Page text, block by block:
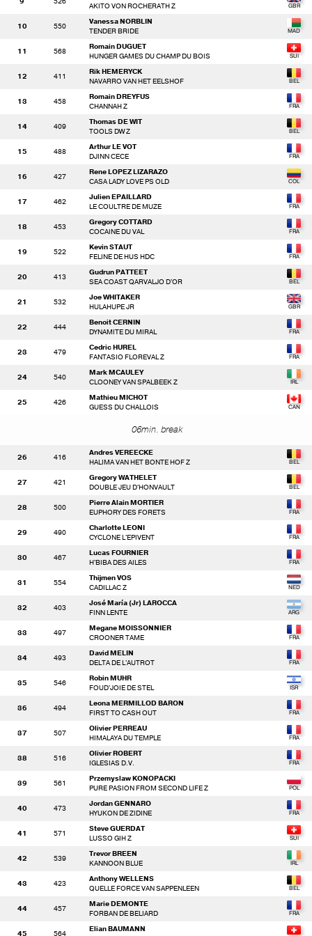
AKITO VON ROCHERATH Z
10 550
Vanessa NORBLIN
TENDER BRIDE
11 568
Romain DUGUET
HUNGER GAMES DU CHAMP DU BOIS
12 411
Rik HEMERYCK
NAVARRO VAN HET EELSHOF
13 458
Romain DREYFUS
CHANNAH Z
14 409
Thomas DE WIT
TOOLS DW Z
15 488
Arthur LE VOT
DJINN CECE
16 427
Rene LOPEZ LIZARAZO
CASA LADY LOVE PS OLD
17 462
Julien EPAILLARD
LE COULTRE DE MUZE
18 453
Gregory COTTARD
COCAINE DU VAL
19 522
Kevin STAUT
FELINE DE HUS HDC
20 413
Gudrun PATTEET
SEA COAST QARVALJO D'OR
21 532
Joe WHITAKER
HULAHUPE JR
22 444
Benoit CERNIN
DYNAMITE DU MIRAL
23 479
Cedric HUREL
FANTASIO FLOREVAL Z
24 540
Mark MCAULEY
CLOONEY VAN SPALBEEK Z
25 426
Mathieu MICHOT
GUESS DU CHALLOIS
06min. break
26 416
Andres VEREECKE
HALIMA VAN HET BONTE HOF Z
27 421
Gregory WATHELET
DOUBLE JEU D'HONVAULT
28 500
Pierre Alain MORTIER
EUPHORY DES FORETS
29 490
Charlotte LEONI
CYCLONE L'EPIVENT
30 467
Lucas FOURNIER
H'BIBA DES AILES
31 554
Thijmen VOS
CADILLAC Z
32 403
José María (Jr) LAROCCA
FINN LENTE
33 497
Megane MOISSONNIER
CROONER TAME
34 493
David MELIN
DELTA DE L'AUTROT
35 546
Robin MUHR
FOUD'JOIE DE STEL
36 494
Leona MERMILLOD BARON
FIRST TO CASH OUT
37 507
Olivier PERREAU
HIMALAYA DU TEMPLE
38 516
Olivier ROBERT
IGLESIAS D.V.
39 561
Przemyslaw KONOPACKI
PURE PASION FROM SECOND LIFE Z
40 473
Jordan GENNARO
HYUKON DE ZIDINE
41 571
Steve GUERDAT
LUSSO GIH Z
42 539
Trevor BREEN
KANNOON BLUE
43 423
Anthony WELLENS
QUELLE FORCE VAN SAPPENLEEN
44 457
Marie DEMONTE
FORBAN DE BELIARD
45 564
Elian BAUMANN